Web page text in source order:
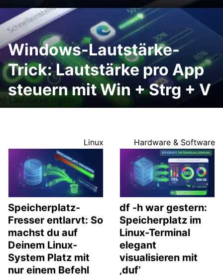
Windows-Lautstärke-
Trick: Lautstärke pro App
steuern mit Win + Strg + V
Linux
Speicherplatz-
Fresser entlarvt: So
machst du auf
Deinem Linux-
System Platz mit
nur einem Befehl
Hardware & Software
df -h war gestern:
Speicherplatz im
Linux-Terminal
elegant
visualisieren mit
‚duf‘